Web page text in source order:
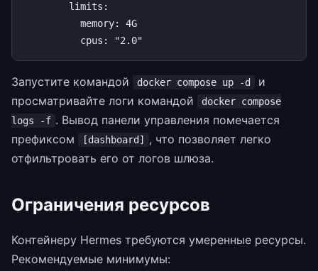
limits :
memory:
4G
cpus : "2.0"
Запустите командой docker compose up -d
и
просматривайте логи командой
docker compose
logs -f . Вывод панели управления помечается
префиксом
[dashboard]
, что позволяет легко
отфильтровать его от логов шлюза.
Ограничения ресурсов
Контейнеру Hermes требуются умеренные ресурсы.
Рекомендуемые минимумы: